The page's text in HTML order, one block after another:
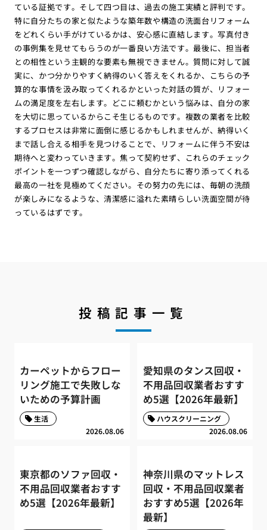
ている証拠です。そして四つ目は、過去の施工実績と評判です。
特に自分たちの家と似たような築年数や構造の洗面台リフォーム
をどれくらい手がけているかは、安心感に直結します。写真付き
の事例集を見せてもらうのが一番良い方法です。最後に、担当者
との相性という主観的な要素も無視できません。質問に対して誠
実に、かつ分かりやすく納得のいく答えをくれるか、こちらの予
算的な事情を汲み取ってくれるかといった対話の質が、リフォー
ムの満足度を左右します。どこに頼むかという悩みは、自分の家
を大切に思っているからこそ生じるものです。複数の業者を比較
するプロセスは非常に面倒に感じるかもしれませんが、納得いく
まで話し合える相手を見つけることで、リフォームに伴う不安は
期待へと変わっていきます。焦って契約せず、これらのチェック
ポイントを一つずつ確認しながら、自分たちに寄り添ってくれる
最高の一社を見極めてください。その努力の先には、毎朝の洗顔
が楽しみになるような、清潔感に溢れた素晴らしい洗面空間が待
っているはずです。
投稿記事一覧
カーペットからフロー
リング施工で失敗しな
いための予算計画
2026.08.06
生活
愛知県のタンス回収・
不用品回収業者おすす
め5選【2026年最新】
2026.08.06
ハウスクリーニング
東京都のソファ回収・
不用品回収業者おすす
め5選【2026年最新】
神奈川県のマットレス
回収・不用品回収業者
おすすめ5選【2026年
最新】